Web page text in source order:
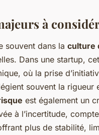
à
souvent dans la culture
Dans une startup,
où la prise
souvent la
est également un
à l’incertitude,
plus de stabilité,